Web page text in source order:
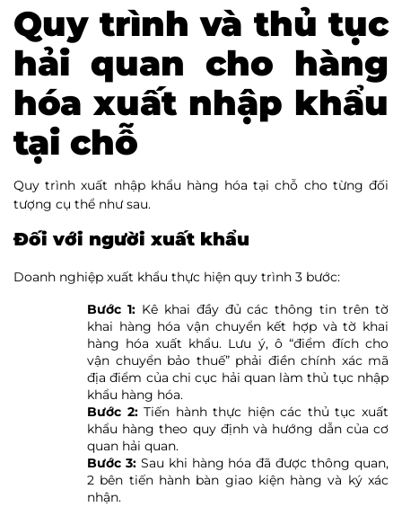
Quy trình và thủ tục
hải quan cho hàng
hóa xuất nhập khẩu
tại chỗ
Quy trình xuất nhập khẩu hàng hóa tại chỗ cho từng đối
tượng cụ thể như sau.
Đối với người xuất khẩu
Doanh nghiệp xuất khẩu thực hiện quy trình 3 bước:
Bước 1:Kê khai đầy đủ các thông tin trên tờ
khai hàng hóa vận chuyển kết hợp và tờ khai
hàng hóa xuất khẩu. Lưu ý, ô “điểm đích cho
vận chuyển bảo thuế” phải điền chính xác mã
địa điểm của chi cục hải quan làm thủ tục nhập
khẩu hàng hóa.
Bước 2:Tiến hành thực hiện các thủ tục xuất
khẩu hàng theo quy định và hướng dẫn của cơ
quan hải quan.
Bước 3:Sau khi hàng hóa đã được thông quan,
2 bên tiến hành bàn giao kiện hàng và ký xác
nhận.